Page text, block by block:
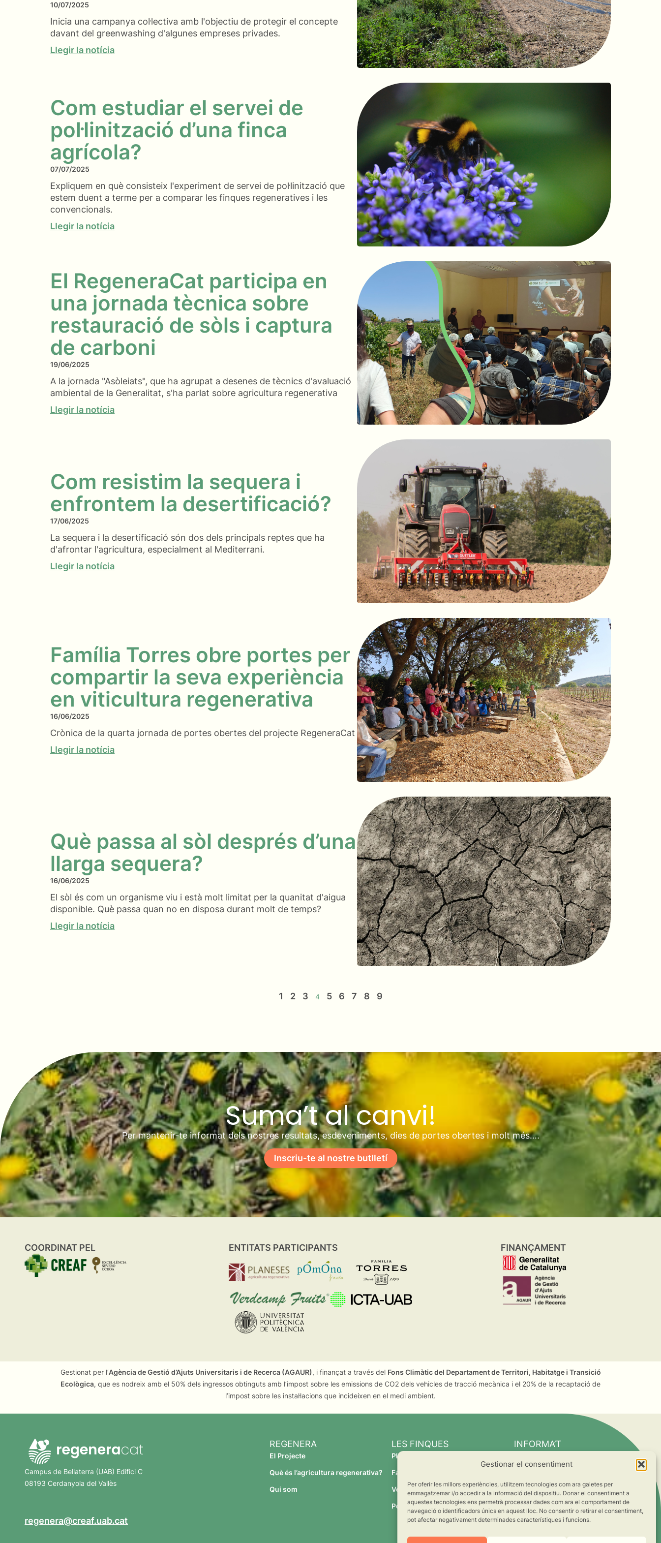
Gestionar el consentiment
Per oferir les millors experiències, utilitzem tecnologies com ara galetes per
emmagatzemar i/o accedir a la informació del dispositiu. Donar el consentiment a
aquestes tecnologies ens permetrà processar dades com ara el comportament de
navegació o identificadors únics en aquest lloc. No consentir o retirar el consentiment,
pot afectar negativament determinades característiques i funcions.
10/07/2025
Inicia una campanya col·lectiva amb l'objectiu de protegir el concepte
davant del greenwashing d'algunes empreses privades.
Llegir la notícia
Com estudiar el servei de
pol·linització d’una finca
agrícola?
07/07/2025
Expliquem en què consisteix l'experiment de servei de pol·linització que
estem duent a terme per a comparar les finques regeneratives i les
convencionals.
Llegir la notícia
El RegeneraCat participa en
una jornada tècnica sobre
restauració de sòls i captura
de carboni
19/06/2025
A la jornada "Asòleiats", que ha agrupat a desenes de tècnics d'avaluació
ambiental de la Generalitat, s'ha parlat sobre agricultura regenerativa
Llegir la notícia
Com resistim la sequera i
enfrontem la desertificació?
17/06/2025
La sequera i la desertificació són dos dels principals reptes que ha
d'afrontar l'agricultura, especialment al Mediterrani.
Llegir la notícia
Família Torres obre portes per
compartir la seva experiència
en viticultura regenerativa
16/06/2025
Crònica de la quarta jornada de portes obertes del projecte RegeneraCat
Llegir la notícia
Què passa al sòl després d’una
llarga sequera?
16/06/2025
El sòl és com un organisme viu i està molt limitat per la quanitat d'aigua
disponible. Què passa quan no en disposa durant molt de temps?
Llegir la notícia
1 2 3 4 5 6 7 8 9
Suma’t al canvi!
Per mantenir-te informat dels nostres resultats, esdeveniments, dies de portes obertes i molt més….
Inscriu-te al nostre butlletí
COORDINAT PEL ENTITATS PARTICIPANTS FINANÇAMENT
Gestionat per l’Agència de Gestió d’Ajuts Universitaris i de Recerca (AGAUR), i finançat a través del Fons Climàtic del Departament de Territori, Habitatge i Transició
Ecològica, que es nodreix amb el 50% dels ingressos obtinguts amb l’impost sobre les emissions de CO2 dels vehicles de tracció mecànica i el 20% de la recaptació de
l’impost sobre les instal·lacions que incideixen en el medi ambient.
Campus de Bellaterra (UAB) Edifici C
08193 Cerdanyola del Vallès
regenera@creaf.uab.cat
REGENERA
El Projecte
Què és l’agricultura regenerativa?
Qui som
LES FINQUES
Planeses
Família Torres
Verdcamp Fruits
Pomona Fruits
INFORMA’T